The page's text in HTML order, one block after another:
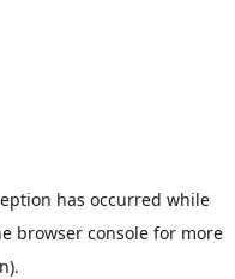
has occurred while
browser consolefor more